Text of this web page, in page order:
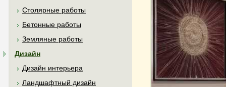
Столярные работы
Бетонные работы
Земляные работы
Дизайн
Дизайн интерьера
Ландшафтный дизайн